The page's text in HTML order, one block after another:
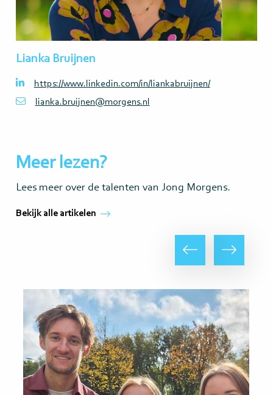
Lianka Bruijnen
https://www.linkedin.com/in/liankabruijnen/
lianka.bruijnen@morgens.nl
Meer lezen?
Lees meer over de talenten van Jong Morgens.
Bekijk alle artikelen
Volgende
meer
Vorige